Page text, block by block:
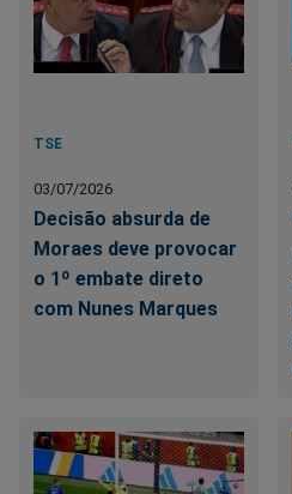
TSE
03/07/2026
Decisão absurda de
Moraes deve provocar
o 1º embate direto
com Nunes Marques